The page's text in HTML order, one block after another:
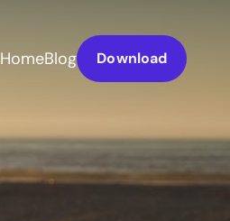
HomeBlog Download